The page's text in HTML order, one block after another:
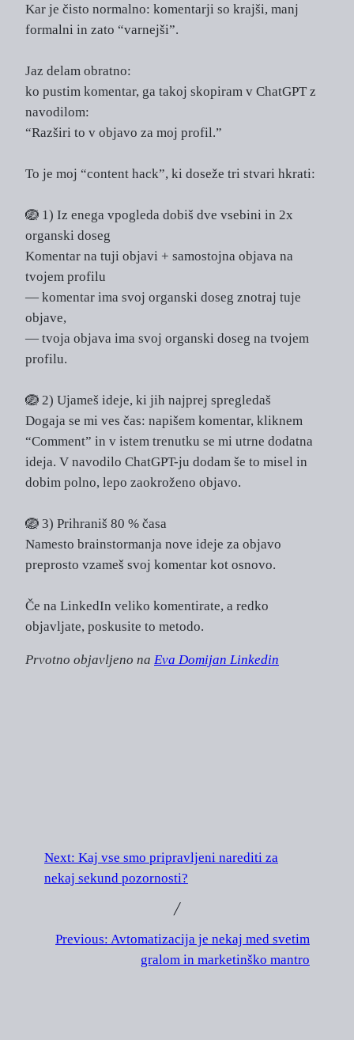
Kar je čisto normalno: komentarji so krajši, manj
formalni in zato “varnejši”.
Jaz delam obratno:
ko pustim komentar, ga takoj skopiram v ChatGPT z
navodilom:
“Razširi to v objavo za moj profil.”
To je moj “content hack”, ki doseže tri stvari hkrati:
🪺 1) Iz enega vpogleda dobiš dve vsebini in 2x
organski doseg
Komentar na tuji objavi + samostojna objava na
tvojem profilu
— komentar ima svoj organski doseg znotraj tuje
objave,
— tvoja objava ima svoj organski doseg na tvojem
profilu.
🪺 2) Ujameš ideje, ki jih najprej spregledaš
Dogaja se mi ves čas: napišem komentar, kliknem
“Comment” in v istem trenutku se mi utrne dodatna
ideja. V navodilo ChatGPT-ju dodam še to misel in
dobim polno, lepo zaokroženo objavo.
🪺 3) Prihraniš 80 % časa
Namesto brainstormanja nove ideje za objavo
preprosto vzameš svoj komentar kot osnovo.
Če na LinkedIn veliko komentirate, a redko
objavljate, poskusite to metodo.
Prvotno objavljeno na Eva Domijan Linkedin
Next: Kaj vse smo pripravljeni narediti za
nekaj sekund pozornosti?
╱
Previous: Avtomatizacija je nekaj med svetim
gralom in marketinško mantro